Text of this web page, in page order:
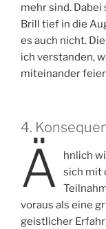
mehr sind.
Brill tief in die
es auch nicht.
ich verstanden,
miteinander
4.
Ä
hnlich
sich mit
voraus als eine
geistlicher